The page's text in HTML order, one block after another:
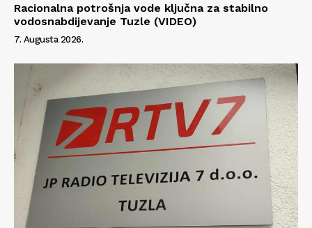
Racionalna potrošnja vode ključna za stabilno
vodosnabdijevanje Tuzle (VIDEO)
7. Augusta 2026.